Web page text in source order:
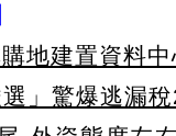
地建置資料
選」驚爆逃漏